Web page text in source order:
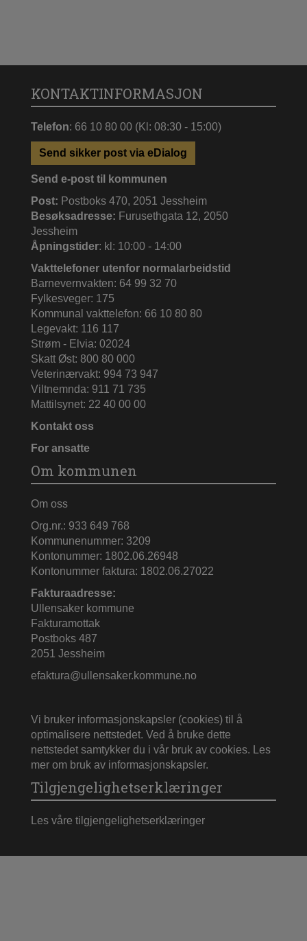
KONTAKTINFORMASJON
Telefon: 66 10 80 00 (Kl: 08:30 - 15:00)
Send sikker post via eDialog
Send e-post til kommunen
Post: Postboks 470, 2051 Jessheim
Besøksadresse: Furusethgata 12, 2050
Jessheim
Åpningstider: kl: 10:00 - 14:00
Vakttelefoner utenfor normalarbeidstid
Barnevernvakten: 64 99 32 70
Fylkesveger: 175
Kommunal vakttelefon: 66 10 80 80
Legevakt: 116 117
Strøm - Elvia: 02024
Skatt Øst: 800 80 000
Veterinærvakt: 994 73 947
Viltnemnda: 911 71 735
Mattilsynet: 22 40 00 00
Kontakt oss
For ansatte
Om kommunen
Om oss
Org.nr.: 933 649 768
Kommunenummer: 3209
Kontonummer: 1802.06.26948
Kontonummer faktura: 1802.06.27022
Fakturaadresse:
Ullensaker kommune
Fakturamottak
Postboks 487
2051 Jessheim
efaktura@ullensaker.kommune.no
Vi bruker informasjonskapsler (cookies) til å
optimalisere nettstedet. Ved å bruke dette
nettstedet samtykker du i vår bruk av cookies.
Les
mer om bruk av informasjonskapsler.
Tilgjengelighetserklæringer
Les våre tilgjengelighetserklæringer